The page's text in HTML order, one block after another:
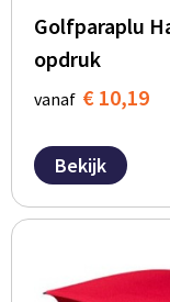
Golfparaplu
opdruk
vanaf € 10,19
Bekijk